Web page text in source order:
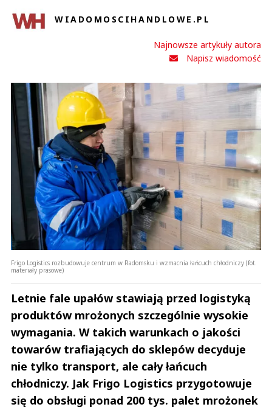
WIADOMOSCIHANDLOWE.PL
Najnowsze artykuły autora
Napisz wiadomość
Frigo Logistics rozbudowuje centrum w Radomsku i wzmacnia łańcuch chłodniczy (fot.
materiały prasowe)
Letnie fale upałów stawiają przed logistyką
produktów mrożonych szczególnie wysokie
wymagania. W takich warunkach o jakości
towarów trafiających do sklepów decyduje
nie tylko transport, ale cały łańcuch
chłodniczy. Jak Frigo Logistics przygotowuje
się do obsługi ponad 200 tys. palet mrożonek